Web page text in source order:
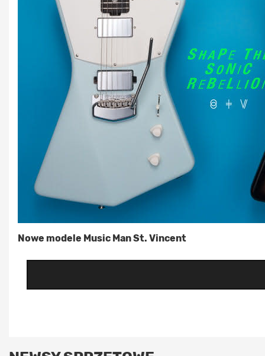
Nowe modele Music Man St. Vincent